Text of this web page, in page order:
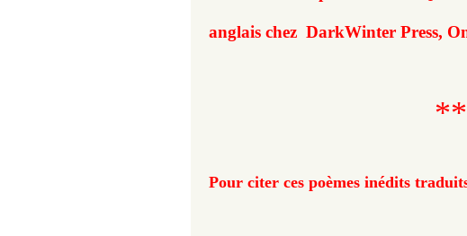
anglais chez DarkWinter Press,
Pour citer ces poèmes inédits